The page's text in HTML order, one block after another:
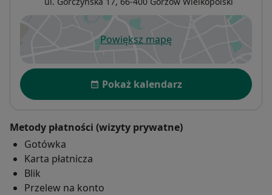
Powiększ mapęotwiera się w nowej karcie
Dostępność
Pokaż kalendarz
Metody płatności (wizyty prywatne)
Gotówka
Karta płatnicza
Blik
Przelew na konto